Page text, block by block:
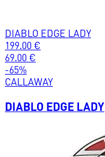
DIABLO EDGE LADY
199.00 €
69.00 €
-65%
CALLAWAY
DIABLO EDGE LADY